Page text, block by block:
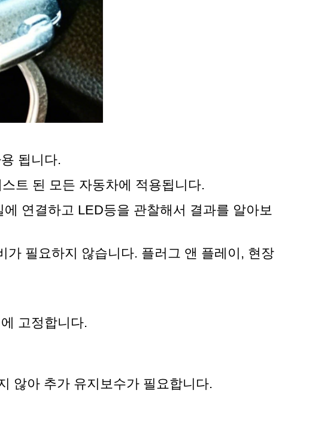
됩니다.
트 된 모든 자동차에 적용됩니다.
연결하고 LED등을 관찰해서 결과를 알아보
필요하지 않습니다. 플러그 앤 플레이, 현장
고정합니다.
않아 추가 유지보수가 필요합니다.